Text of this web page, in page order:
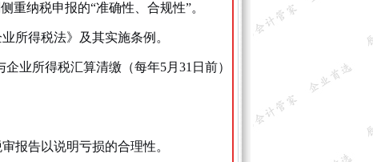
重纳税申报的“准确性、合规性”。
所得税法》及其实施条例。
业所得税汇算清缴（每年5月31日前）
报告以说明亏损的合理性。